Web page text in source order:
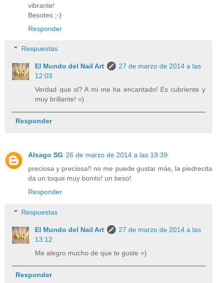
vibrante!
Besotes ;-)
Responder
Respuestas
El Mundo del Nail Art
27 de marzo de 2014 a las
12:03
Verdad que si? A mi me ha encantado! Es cubriente y
muy brillante! =)
Responder
Alsago SG 26 de marzo de 2014 a las 19:39
preciosa y preciosa!! no me puede gustar más, la piedrecita
da un toque muy bonito! un beso!
Responder
Respuestas
El Mundo del Nail Art
27 de marzo de 2014 a las
13:12
Me alegro mucho de que te guste =)
Responder